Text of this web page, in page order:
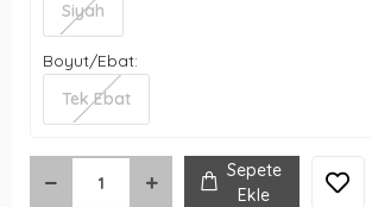
Siyah
Boyut/Ebat:
Tek Ebat
Sepete
Ekle